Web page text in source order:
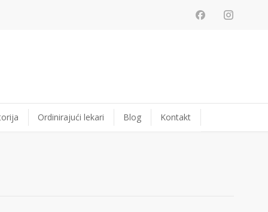
Ordinirajući lekari Blog Kontakt